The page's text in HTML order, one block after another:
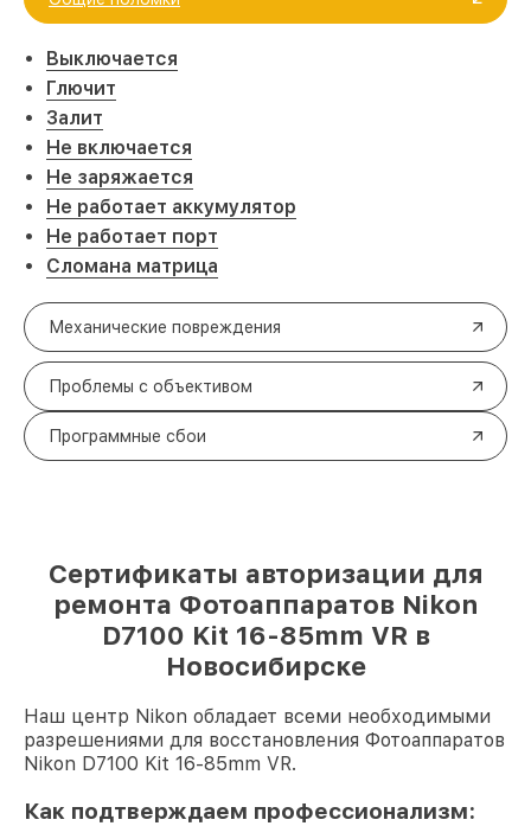
Выключается
Глючит
Залит
Не включается
Не заряжается
Не работает аккумулятор
Не работает порт
Сломана матрица
Механические повреждения
Проблемы с объективом
Программные сбои
Сертификаты авторизации для
ремонта Фотоаппаратов Nikon
D7100 Kit 16-85mm VR в
Новосибирске
Наш центр Nikon обладает всеми необходимыми
разрешениями для восстановления Фотоаппаратов
Nikon D7100 Kit 16-85mm VR.
Как подтверждаем профессионализм: